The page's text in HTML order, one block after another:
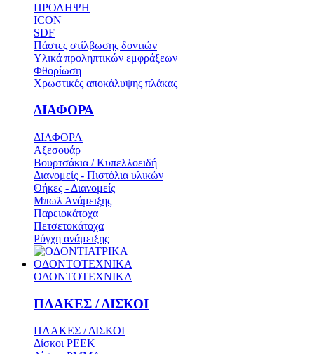
ΠΡΟΛΗΨΗ
ICON
SDF
Πάστες στίλβωσης δοντιών
Υλικά προληπτικών εμφράξεων
Φθορίωση
Χρωστικές αποκάλυψης πλάκας
ΔΙΑΦΟΡΑ
ΔΙΑΦΟΡΑ
Αξεσουάρ
Βουρτσάκια / Κυπελλοειδή
Διανομείς - Πιστόλια υλικών
Θήκες - Διανομείς
Μπωλ Ανάμειξης
Παρειοκάτοχα
Πετσετοκάτοχα
Ρύγχη ανάμειξης
ΟΔΟΝΤΟΤΕΧΝΙΚΑ
ΟΔΟΝΤΟΤΕΧΝΙΚΑ
ΠΛΑΚΕΣ / ΔΙΣΚΟΙ
ΠΛΑΚΕΣ / ΔΙΣΚΟΙ
Δίσκοι PEEK